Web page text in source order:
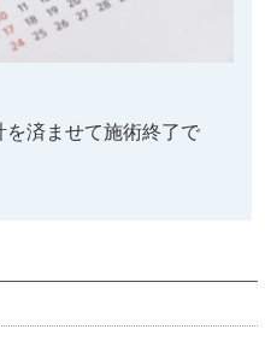
済ませて施術終了で